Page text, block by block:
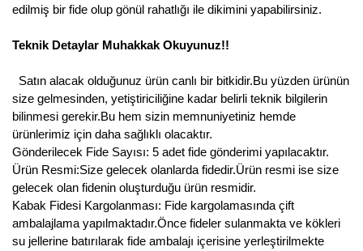
edilmiş bir fide olup gönül rahatlığı ile dikimini yapabilirsiniz.
Teknik Detaylar Muhakkak Okuyunuz!!
Satın alacak olduğunuz ürün canlı bir bitkidir.Bu yüzden ürünün
size gelmesinden, yetiştiriciliğine kadar belirli teknik bilgilerin
bilinmesi gerekir.Bu hem sizin memnuniyetiniz hemde
ürünlerimiz için daha sağlıklı olacaktır.
Gönderilecek Fide Sayısı: 5 adet fide gönderimi yapılacaktır.
Ürün Resmi:Size gelecek olanlarda fidedir.Ürün resmi ise size
gelecek olan fidenin oluşturduğu ürün resmidir.
Kabak Fidesi Kargolanması: Fide kargolamasında çift
ambalajlama yapılmaktadır.Önce fideler sulanmakta ve kökleri
su jellerine batırılarak fide ambalajı içerisine yerleştirilmekte